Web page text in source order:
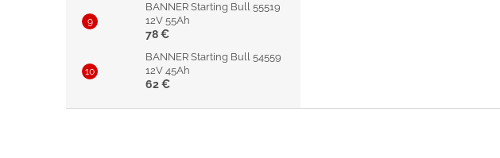
BANNER Starting Bull 55519
12V 55Ah
78 €
BANNER Starting Bull 54559
12V 45Ah
62 €